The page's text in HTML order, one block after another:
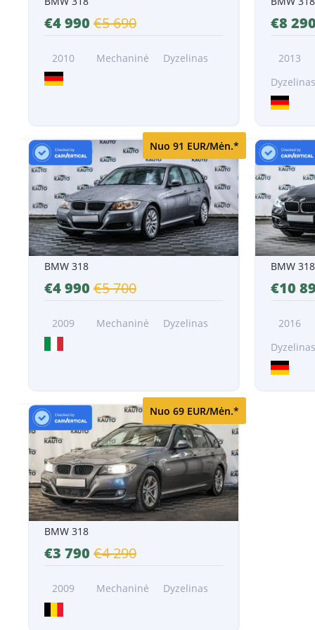
€4 990 €5 690
2010 Mechaninė Dyzelinas
€8
2013
Dyzelinas
Nuo 91 EUR/Mėn.*
BMW 318
€4 990 €5 700
2009 Mechaninė Dyzelinas
BMW 318
€10
2016
Dyzelinas
Nuo 69 EUR/Mėn.*
BMW 318
€3 790 €4 290
2009 Mechaninė Dyzelinas